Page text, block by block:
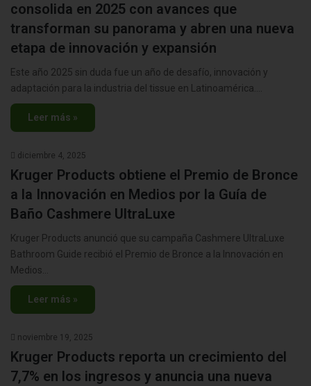
consolida en 2025 con avances que
transforman su panorama y abren una nueva
etapa de innovación y expansión
Este año 2025 sin duda fue un año de desafío, innovación y
adaptación para la industria del tissue en Latinoamérica.…
Leer más »
diciembre 4, 2025
Kruger Products obtiene el Premio de Bronce
a la Innovación en Medios por la Guía de
Baño Cashmere UltraLuxe
Kruger Products anunció que su campaña Cashmere UltraLuxe
Bathroom Guide recibió el Premio de Bronce a la Innovación en
Medios…
Leer más »
noviembre 19, 2025
Kruger Products reporta un crecimiento del
7,7% en los ingresos y anuncia una nueva